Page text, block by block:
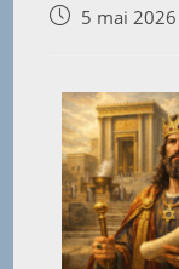
5 mai 2026